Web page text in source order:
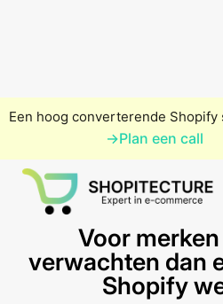
Een hoog converterende Shopify
→Plan een call